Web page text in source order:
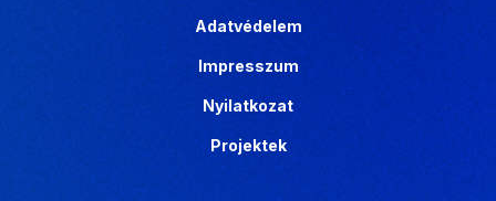
Adatvédelem
Impresszum
Nyilatkozat
Projektek